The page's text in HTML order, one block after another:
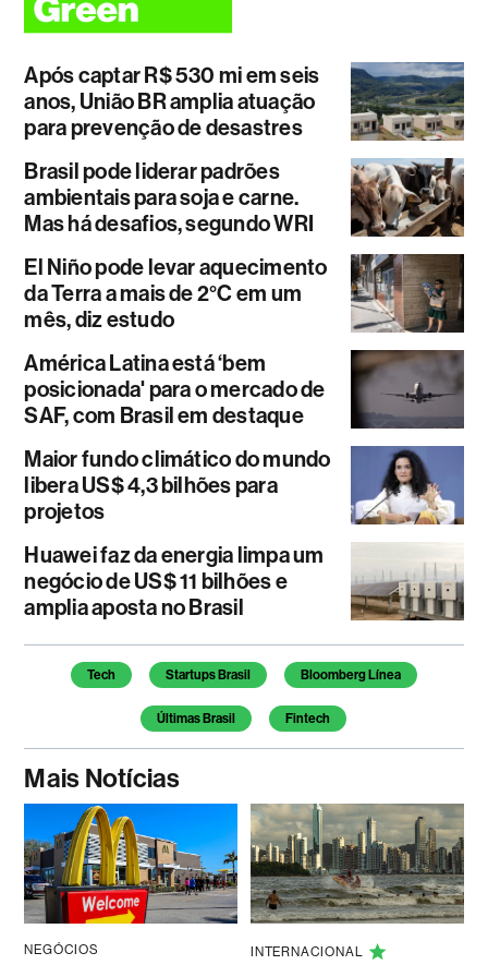
Após captar R$ 530 mi em seis
anos, União BR amplia atuação
para prevenção de desastres
Brasil pode liderar padrões
ambientais para soja e carne.
Mas há desafios, segundo WRI
El Niño pode levar aquecimento
da Terra a mais de 2°C em um
mês, diz estudo
América Latina está ‘bem
posicionada' para o mercado de
SAF, com Brasil em destaque
Maior fundo climático do mundo
libera US$ 4,3 bilhões para
projetos
Huawei faz da energia limpa um
negócio de US$ 11 bilhões e
amplia aposta no Brasil
Temas deste artigo
Tech Startups Brasil Bloomberg Línea
Últimas Brasil Fintech
Mais Notícias
NEGÓCIOS INTERNACIONAL